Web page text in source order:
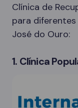
Clínica de
para
José do Ouro:
1. Clínica